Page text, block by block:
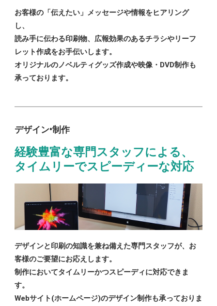
お客様の「伝えたい」メッセージや情報をヒアリング
し、
読み手に伝わる印刷物、広報効果のあるチラシやリーフ
レット作成をお手伝いします。
オリジナルのノベルティグッズ作成や映像・DVD制作も
承っております。
デザイン•制作
経験豊富な専門スタッフによる、
タイムリーでスピーディーな対応
デザインと印刷の知識を兼ね備えた専門スタッフが、お
客様のご要望にお応えします。
制作においてタイムリーかつスピーディに対応できま
す。
Webサイト(ホームページ)のデザイン制作も承っておりま